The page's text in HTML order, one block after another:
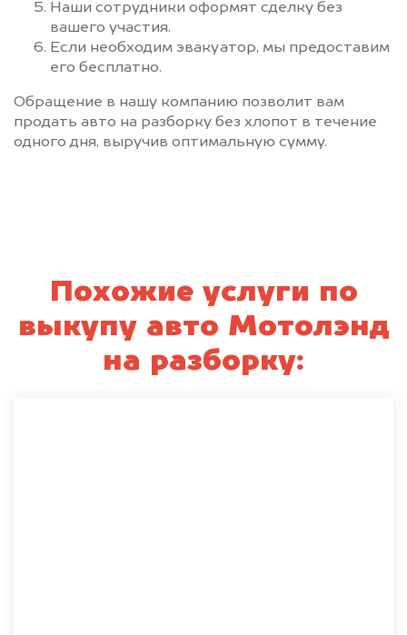
Наши сотрудники оформят сделку без
вашего участия.
Если необходим эвакуатор, мы предоставим
его бесплатно.
Обращение в нашу компанию позволит вам
продать авто на разборку без хлопот в течение
одного дня, выручив оптимальную сумму.
Похожие услуги по
выкупу авто Мотолэнд
на разборку: